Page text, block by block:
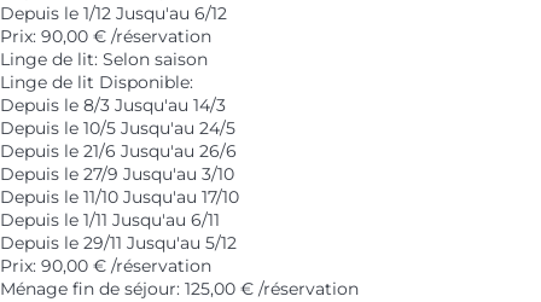
Depuis le 1/12 Jusqu'au 6/12
Prix: 90,00 € /réservation
Linge de lit: Selon saison
Linge de lit Disponible:
Depuis le 8/3 Jusqu'au 14/3
Depuis le 10/5 Jusqu'au 24/5
Depuis le 21/6 Jusqu'au 26/6
Depuis le 27/9 Jusqu'au 3/10
Depuis le 11/10 Jusqu'au 17/10
Depuis le 1/11 Jusqu'au 6/11
Depuis le 29/11 Jusqu'au 5/12
Prix: 90,00 € /réservation
Ménage fin de séjour: 125,00 € /réservation